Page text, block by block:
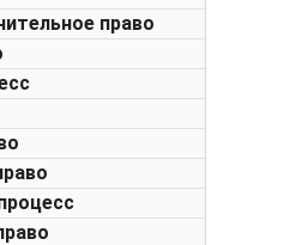
право